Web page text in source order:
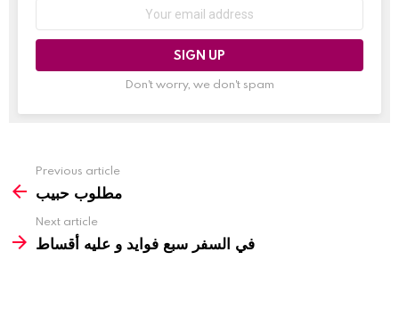
Don't worry, we don't spam
Previous article
مطلوب حبيب
Next article
في السفر سبع فوايد و عليه أقساط